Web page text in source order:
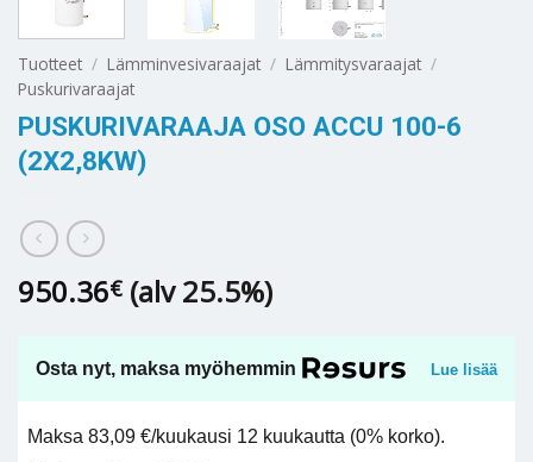
Tuotteet / Lämminvesivaraajat / Lämmitysvaraajat /
Puskurivaraajat
PUSKURIVARAAJA OSO ACCU 100-6
(2X2,8KW)
950.36€ (alv 25.5%)
Osta nyt, maksa myöhemmin Lue lisää
Maksa 83,09 €/kuukausi 12 kuukautta (0% korko).